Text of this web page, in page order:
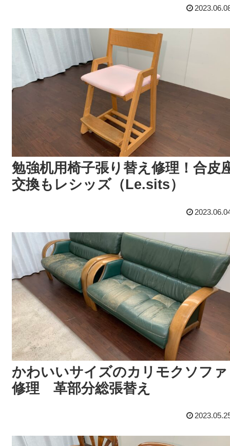
勉強机用椅子張り替え修理！合皮
交換もレシッズ（Le.sits）
かわいいサイズのカリモクソファ
修理 革部分総張替え